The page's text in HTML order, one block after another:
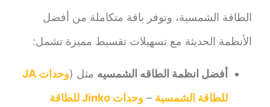
الطاقة الشمسية، وتوفر باقة متكاملة من أفضل
الأنظمة الحديثة مع تسهيلات تقسيط مميزة تشمل:
أفضل انظمة الطاقه الشمسيهمثل (
وحدات JA
للطاقة الشمسية–
وحدات Jinko للطاقة